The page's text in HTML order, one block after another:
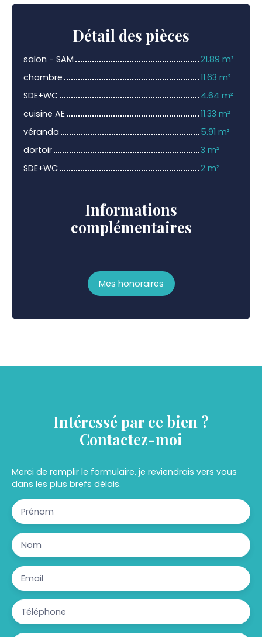
Détail des pièces
salon - SAM
21.89 m²
chambre
11.63 m²
SDE+WC
4.64 m²
cuisine AE
11.33 m²
véranda
5.91 m²
dortoir
3 m²
SDE+WC
2 m²
Informations
complémentaires
Mes honoraires
Intéressé par ce bien ?
Contactez-moi
Merci de remplir le formulaire, je reviendrais vers vous
dans les plus brefs délais.
Prénom
Nom
Email
Téléphone